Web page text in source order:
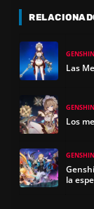
Las
Los
la